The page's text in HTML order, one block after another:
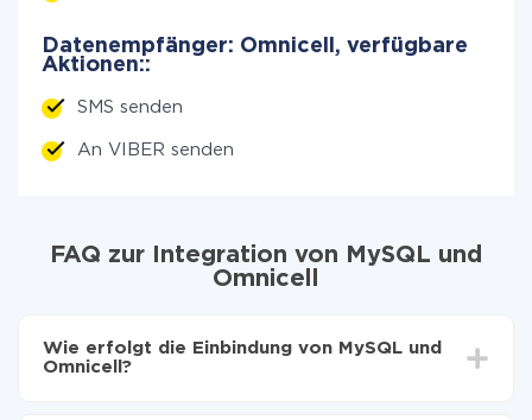
Datenempfänger: Omnicell, verfügbare
Aktionen::
SMS senden
An VIBER senden
FAQ zur Integration von MySQL und
Omnicell
Wie erfolgt die Einbindung von MySQL und
Omnicell?